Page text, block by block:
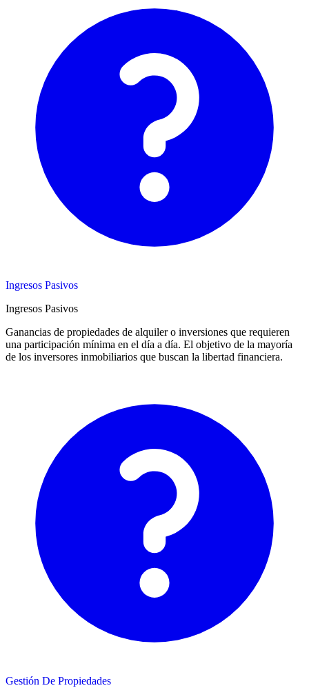
Ingresos Pasivos
Ingresos Pasivos
Ganancias de propiedades de alquiler o inversiones que requieren
una participación mínima en el día a día. El objetivo de la mayoría
de los inversores inmobiliarios que buscan la libertad financiera.
Gestión De Propiedades